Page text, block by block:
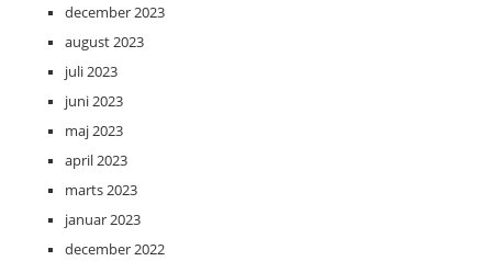
december 2023
august 2023
juli 2023
juni 2023
maj 2023
april 2023
marts 2023
januar 2023
december 2022